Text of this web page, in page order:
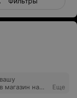
магазин на
Еще